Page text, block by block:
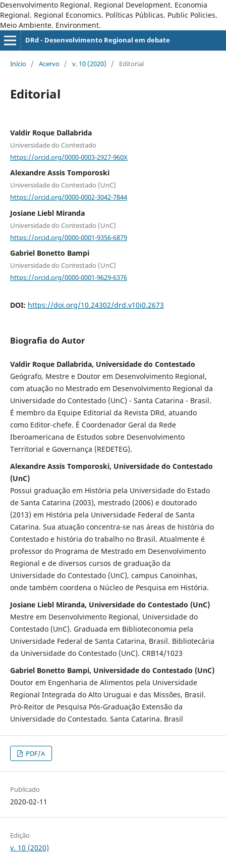
Desenvolvimento Regional. Regional Development. Economia
Regional. Regional Economics. Políticas Públicas. Public Policies.
Meio Ambiente. Environment.
DRd - Desenvolvimento Regional em debate
Início / Acervo / v. 10 (2020) / Editorial
Editorial
Valdir Roque Dallabrida
Universidade do Contestado
https://orcid.org/0000-0003-2927-960X
Alexandre Assis Tomporoski
Universidade do Contestado (UnC)
https://orcid.org/0000-0002-3042-7844
Josiane Liebl Miranda
Universidade do Contestado (UnC)
https://orcid.org/0000-0001-9356-6879
Gabriel Bonetto Bampi
Universidade do Contestado (UnC)
https://orcid.org/0000-0001-9629-6376
DOI: https://doi.org/10.24302/drd.v10i0.2673
Biografia do Autor
Valdir Roque Dallabrida, Universidade do Contestado
Geógrafo, Mestre e Doutor em Desenvolvimento Regional,
com atuação no Mestrado em Desenvolvimento Regional da
Universidade do Contestado (UnC) - Santa Catarina - Brasil.
É membro da Equipe Editorial da Revista DRd, atuando
como Editor-chefe. É Coordenador Geral da Rede
Iberoamericana de Estudos sobre Desenvolvimento
Territorial e Governança (REDETEG).
Alexandre Assis Tomporoski, Universidade do Contestado
(UnC)
Possui graduação em História pela Universidade do Estado
de Santa Catarina (2003), mestrado (2006) e doutorado
(2013) em História pela Universidade Federal de Santa
Catarina. Sua atuação concentra-se nas áreas de história do
Contestado e história do trabalho no Brasil. Atualmente é
professor do Programa de Mestrado em Desenvolvimento
Regional e de diversos cursos de graduação da
Universidade do Contestado (UnC), campus Canoinhas,
onde também coordena o Núcleo de Pesquisa em História.
Josiane Liebl Miranda, Universidade do Contestado (UnC)
Mestre em Desenvolvimento Regional, Universidade do
Contestado (UnC). Graduada em Biblioteconomia pela
Universidade Federal de Santa Catarina, Brasil. Bibliotecária
da Universidade do Contestado (UnC). CRB14/1023
Gabriel Bonetto Bampi, Universidade do Contestado (UnC)
Doutor em Engenharia de Alimentos pela Universidade
Regional Integrada do Alto Uruguai e das Missões, Brasil.
Pró-Reitor de Pesquisa Pós-Graduação Extensão da
Universidade do Contestado. Santa Catarina. Brasil
PDF/A
Publicado
2020-02-11
Edição
v. 10 (2020)